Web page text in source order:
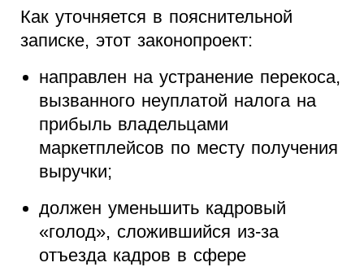
Как уточняется в пояснительной
записке, этот законопроект:
направлен на устранение перекоса,
вызванного неуплатой налога на
прибыль владельцами
маркетплейсов по месту получения
выручки;
должен уменьшить кадровый
«голод», сложившийся из-за
отъезда кадров в сфере